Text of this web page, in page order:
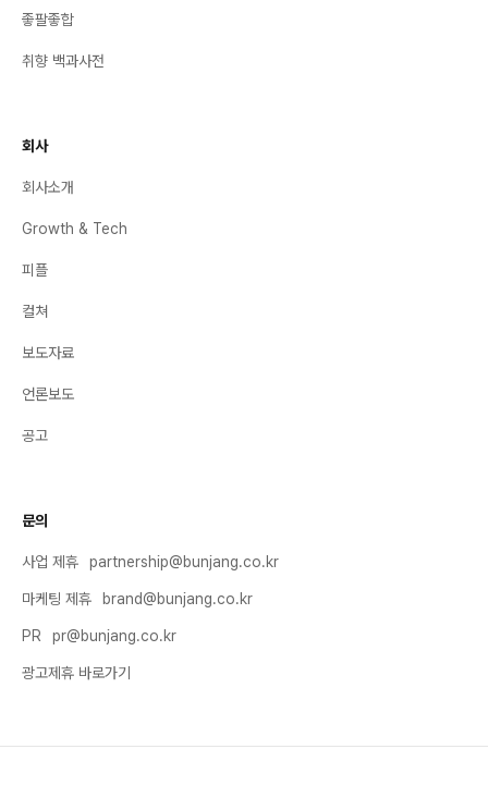
좋팔좋합
취향 백과사전
회사
회사소개
Growth & Tech
피플
컬쳐
보도자료
언론보도
공고
문의
사업 제휴 partnership@bunjang.co.kr
마케팅 제휴 brand@bunjang.co.kr
PR pr@bunjang.co.kr
광고제휴 바로가기